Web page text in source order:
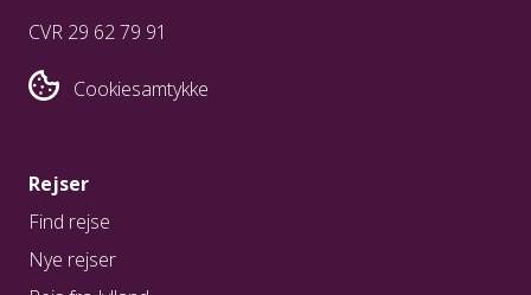
CVR 29 62 79 91
Cookiesamtykke
Rejser
Find rejse
Nye rejser